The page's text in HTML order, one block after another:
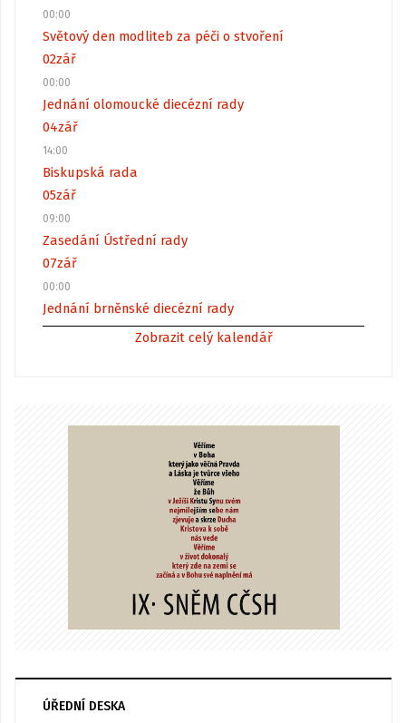
00:00
Světový den modliteb za péči o stvoření
02zář
00:00
Jednání olomoucké diecézní rady
04zář
14:00
Biskupská rada
05zář
09:00
Zasedání Ústřední rady
07zář
00:00
Jednání brněnské diecézní rady
Zobrazit celý kalendář
ÚŘEDNÍ DESKA